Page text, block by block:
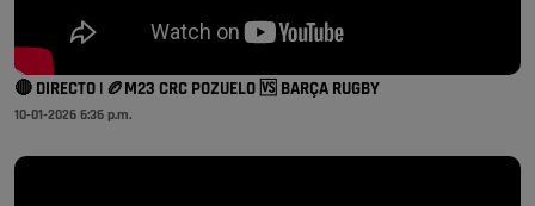
🔴 DIRECTO | 🏉M23 CRC POZUELO 🆚 BARÇA RUGBY
10-01-2026 6:36 p.m.